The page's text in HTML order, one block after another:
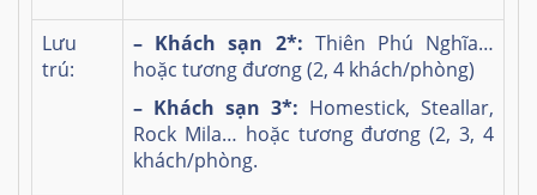
Lưu
trú:
– Khách sạn 2*: Thiên Phú Nghĩa…
hoặc tương đương (2, 4 khách/phòng)
– Khách sạn 3*: Homestick, Steallar,
Rock Mila… hoặc tương đương (2, 3, 4
khách/phòng.